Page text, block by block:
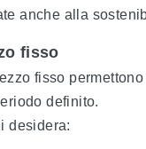
anche alla
fisso
fisso permettono
definito.
desidera: